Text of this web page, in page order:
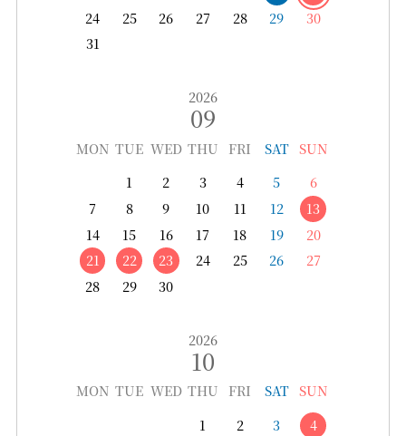
24
25 26 27 28 29
30
31
2026
09
MON TUE WED THU FRI SAT SUN
1
2 3 4 5
6
7
8 9 10 11 12
13
14
15 16 17 18 19
20
21
22 23 24 25 26
27
28
29 30
2026
10
MON TUE WED THU FRI SAT SUN
1
2 3
4